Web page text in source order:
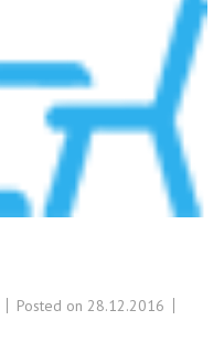
Posted on 28.12.2016